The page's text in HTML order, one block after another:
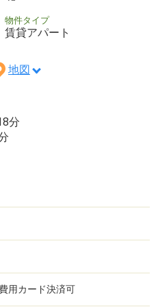
物件タイプ
賃貸アパート
地図
分
用カード決済可